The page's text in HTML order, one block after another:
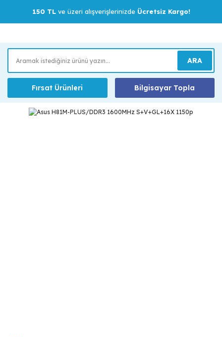
150 TLve üzeri alışverişlerinizde Ücretsiz Kargo!
ARA
Fırsat Ürünleri Bilgisayar Topla